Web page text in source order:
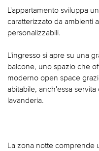
L'appartamento sviluppa
caratterizzato da ambienti
personalizzabili.
L'ingresso si apre su una
balcone, uno spazio che
moderno open space
abitabile, anch'essa
lavanderia.
La zona notte comprende